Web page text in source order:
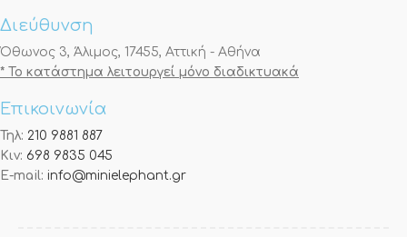
Διεύθυνση
Όθωνος 3, Άλιμος, 17455, Αττική - Αθήνα
* Το κατάστημα λειτουργεί μόνο διαδικτυακά
Επικοινωνία
Τηλ: 210 9881 887
Κιν: 698 9835 045
E-mail: info@minielephant.gr